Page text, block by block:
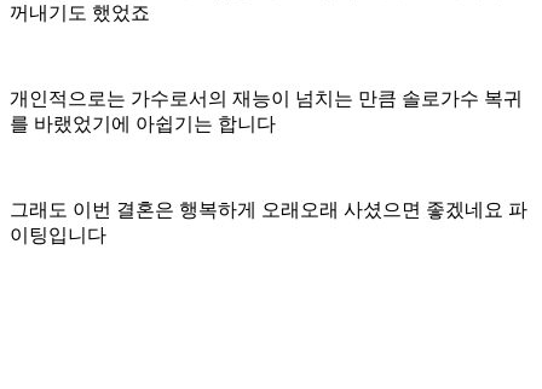
꺼내기도 했었죠
개인적으로는 가수로서의 재능이 넘치는 만큼 솔로가수 복귀
를 바랬었기에 아쉽기는 합니다
그래도 이번 결혼은 행복하게 오래오래 사셨으면 좋겠네요 파
이팅입니다